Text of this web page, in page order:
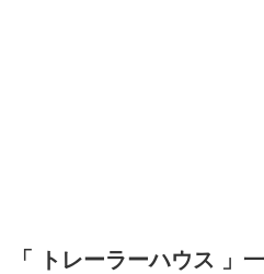
「 トレーラーハウス 」